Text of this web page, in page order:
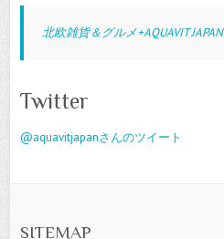
北欧雑貨＆グルメ+AQUAVIT JAPAN
Twitter
@aquavitjapanさんのツイート
SITEMAP